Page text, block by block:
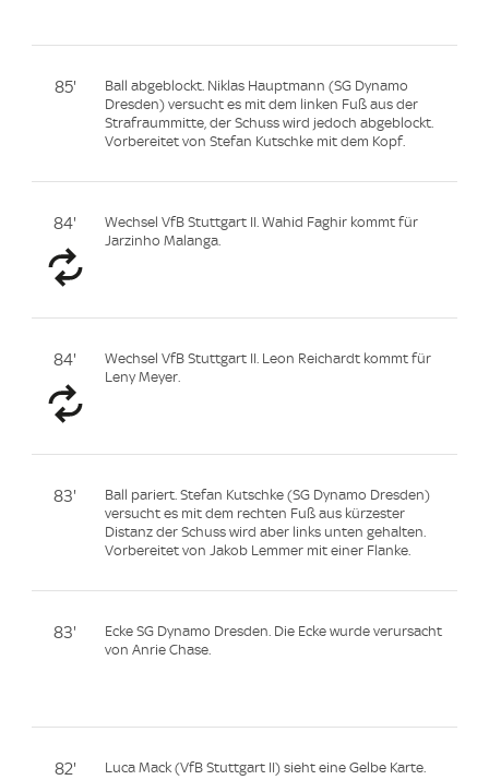
85'
Ball abgeblockt. Niklas Hauptmann (SG Dynamo
Dresden) versucht es mit dem linken Fuß aus der
Strafraummitte, der Schuss wird jedoch abgeblockt.
Vorbereitet von Stefan Kutschke mit dem Kopf.
84'
Wechsel VfB Stuttgart II. Wahid Faghir kommt für
Jarzinho Malanga.
84'
Wechsel VfB Stuttgart II. Leon Reichardt kommt für
Leny Meyer.
83'
Ball pariert. Stefan Kutschke (SG Dynamo Dresden)
versucht es mit dem rechten Fuß aus kürzester
Distanz der Schuss wird aber links unten gehalten.
Vorbereitet von Jakob Lemmer mit einer Flanke.
83'
Ecke SG Dynamo Dresden. Die Ecke wurde verursacht
von Anrie Chase.
82' Luca Mack (VfB Stuttgart II) sieht eine Gelbe Karte.